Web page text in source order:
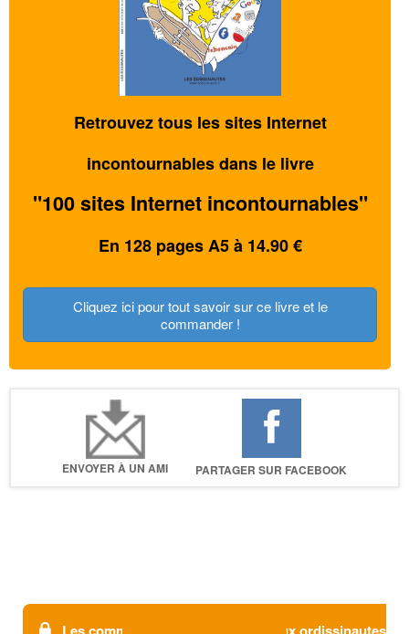
Retrouvez tous les sites Internet
incontournables dans le livre
"100 sites Internet incontournables"
En 128 pages A5 à 14.90 €
Cliquez ici pour tout savoir sur ce livre et le
commander !
ENVOYER À UN AMI PARTAGER SUR FACEBOOK